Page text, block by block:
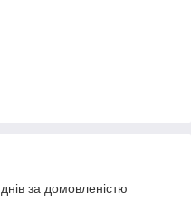
за домовленістю